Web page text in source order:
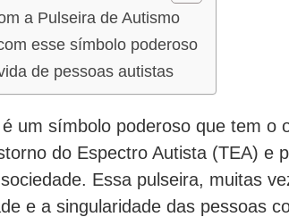
a Pulseira de Autismo
esse símbolo poderoso
de pessoas autistas
um símbolo poderoso que tem o
do Espectro Autista (TEA) e
Essa pulseira, muitas
e a singularidade das pessoas